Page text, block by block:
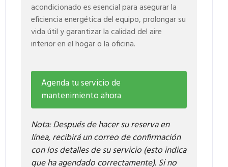
acondicionado es esencial para asegurar la
eficiencia energética del equipo, prolongar su
vida útil y garantizar la calidad del aire
interior en el hogar o la oficina.
Agenda tu servicio de
mantenimiento ahora
Nota: Después de hacer su reserva en
línea, recibirá un correo de confirmación
con los detalles de su servicio (esto indica
que ha agendado correctamente). Si no